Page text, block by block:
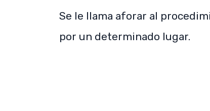
Se le llama aforar al
por un determinado lugar.